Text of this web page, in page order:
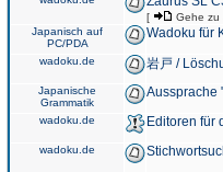
[ Gehe zu
Japanisch auf
PC/PDA
Wadoku für
wadoku.de 岩戸 /
Japanische
Grammatik
Aussprache
wadoku.de Editoren für
wadoku.de